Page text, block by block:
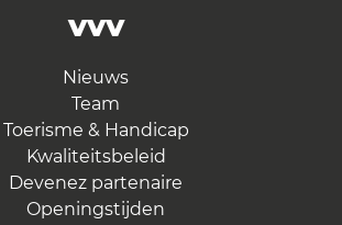
VVV
Nieuws
Team
Toerisme & Handicap
Kwaliteitsbeleid
Devenez partenaire
Openingstijden